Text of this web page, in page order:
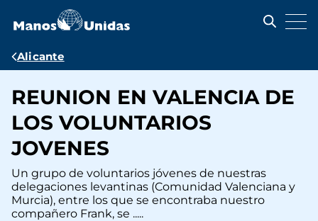
contenido
Ruta
navegación
Alicante
REUNION EN VALENCIA DE
LOS VOLUNTARIOS
JOVENES
Un grupo de voluntarios jóvenes de nuestras
delegaciones levantinas (Comunidad Valenciana y
Murcia), entre los que se encontraba nuestro
compañero Frank, se .....